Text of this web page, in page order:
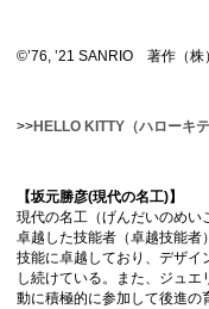
©️’76, ’21 SANRIO 著作（株
>>HELLO KITTY（ハローキテ
【坂元勝彦(現代の名工)】
現代の名工（げんだいのめい
卓越した技能者（卓越技能者
技能に卓越しており、デザイ
し続けている。また、ジュ
動に積極的に参加して後進の